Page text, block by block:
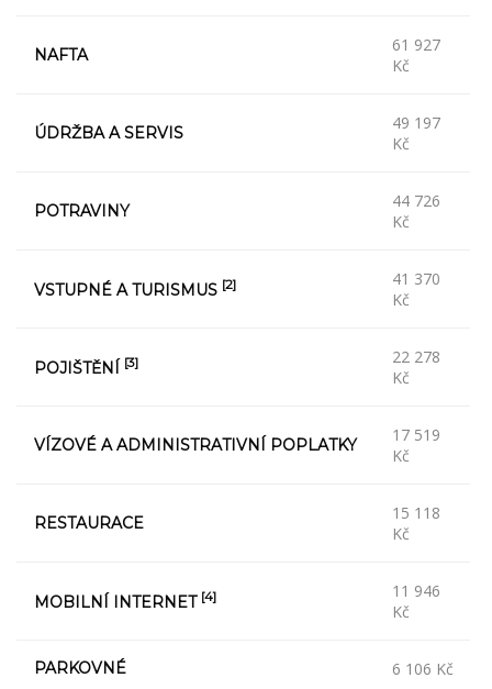
NAFTA
61 927
Kč
ÚDRŽBA A SERVIS
49 197
Kč
POTRAVINY
44 726
Kč
VSTUPNÉ A TURISMUS [2]
41 370
Kč
POJIŠTĚNÍ [3]
22 278
Kč
VÍZOVÉ A ADMINISTRATIVNÍ POPLATKY
17 519
Kč
RESTAURACE
15 118
Kč
MOBILNÍ INTERNET [4]
11 946
Kč
PARKOVNÉ 6 106 Kč